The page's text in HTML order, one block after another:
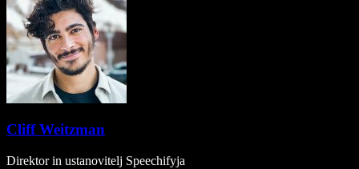
Cliff Weitzman
Direktor in ustanovitelj Speechifyja